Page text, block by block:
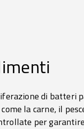
di batteri
la carne, il
per